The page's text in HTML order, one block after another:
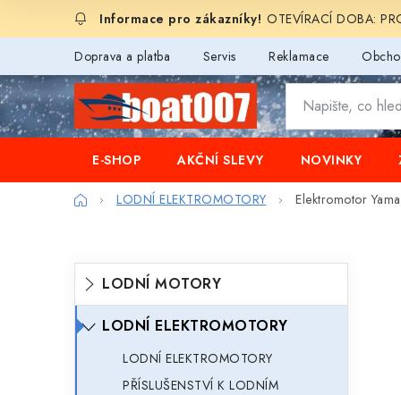
OTEVÍRACÍ DOBA:
Doprava a platba Servis Reklamace
E-SHOP AKČNÍ SLEVY NOVINKY
DomůLODNÍ ELEKTROMOTORY Elektromotor
P
o
s
Přeskočit
kategorie
K
a
t
LODNÍ MOTORY
LODNÍ ELEKTROMOTORY
LODNÍ ELEKTROMOTORY
PŘÍSLUŠENSTVÍ K LODNÍM